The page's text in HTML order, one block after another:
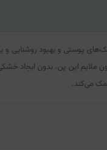
این پن، بدون ایجاد
می‌کند.